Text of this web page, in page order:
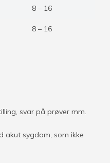
8 – 16
8 – 16
svar på prøver mm.
akut sygdom, som ikke